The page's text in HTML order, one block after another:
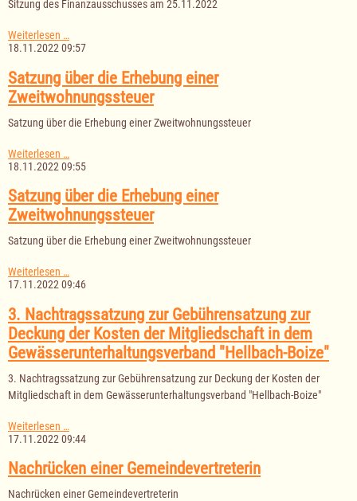
Sitzung des Finanzausschusses am 25.11.2022
Weiterlesen …Sitzung
des
am
25.11.2022
18.11.2022 09:57
Satzung über die Erhebung einer
Zweitwohnungssteuer
Satzung über die Erhebung einer Zweitwohnungssteuer
Weiterlesen …
über
Erhebung
einer
Zweitwohnungssteuer
18.11.2022 09:55
Satzung über die Erhebung einer
Zweitwohnungssteuer
Satzung über die Erhebung einer Zweitwohnungssteuer
Weiterlesen …Satzung
über
Erhebung
einer
Zweitwohnungssteuer
17.11.2022 09:46
3. Nachtragssatzung zur Gebührensatzung zur
Deckung der Kosten der Mitgliedschaft in dem
Gewässerunterhaltungsverband "Hellbach-Boize"
3. Nachtragssatzung zur Gebührensatzung zur Deckung der Kosten der
Mitgliedschaft in dem Gewässerunterhaltungsverband "Hellbach-Boize"
Weiterlesen …
Nachtragssatzung
Gebührensatzung
zur
Deckung
17.11.2022 09:44
Nachrücken einer Gemeindevertreterin
Nachrücken einer Gemeindevertreterin